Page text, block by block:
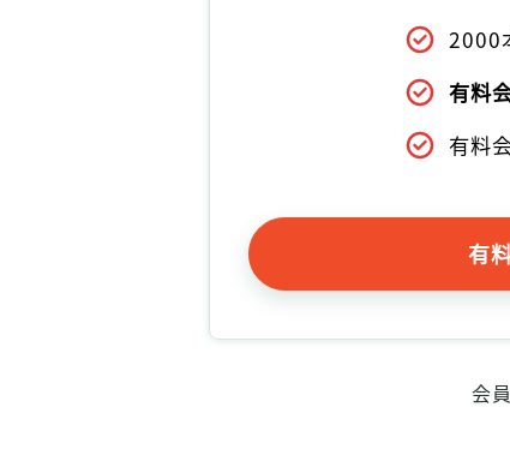
2000
有料
有料
有
会